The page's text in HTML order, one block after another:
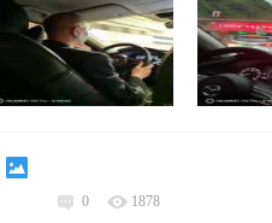
0
1878